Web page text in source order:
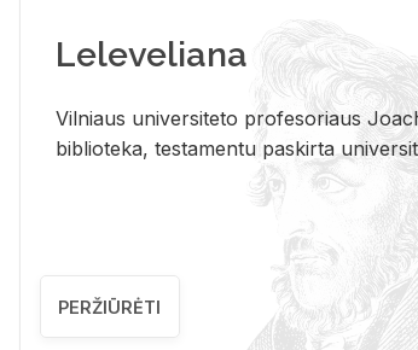
Leleveliana
Vil­niaus uni­ver­si­te­to pro­fe­so­riaus
bi­b­lio­te­ka, te­sta­men­tu pa­skir­ta
PERŽIŪRĖTI